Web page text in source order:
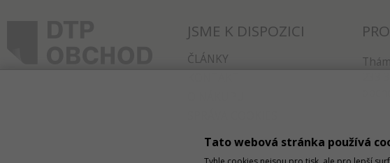
JSME K DISPOZICI
ČLÁNKY
Tato webová stránka používá